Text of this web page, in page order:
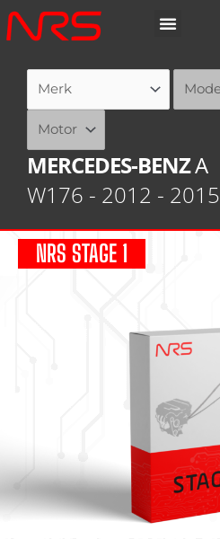
Ga
naar
MERCEDES-BENZA
W176 - 2012 - 2015
NRS STAGE 1